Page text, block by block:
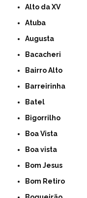
Alto da XV
Atuba
Augusta
Bacacheri
Bairro Alto
Barreirinha
Batel
Bigorrilho
Boa Vista
Boa vista
Bom Jesus
Bom Retiro